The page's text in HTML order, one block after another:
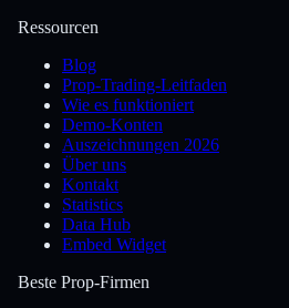
Ressourcen
Blog
Prop-Trading-Leitfaden
Wie es funktioniert
Demo-Konten
Auszeichnungen 2026
Über uns
Kontakt
Statistics
Data Hub
Embed Widget
Beste Prop-Firmen